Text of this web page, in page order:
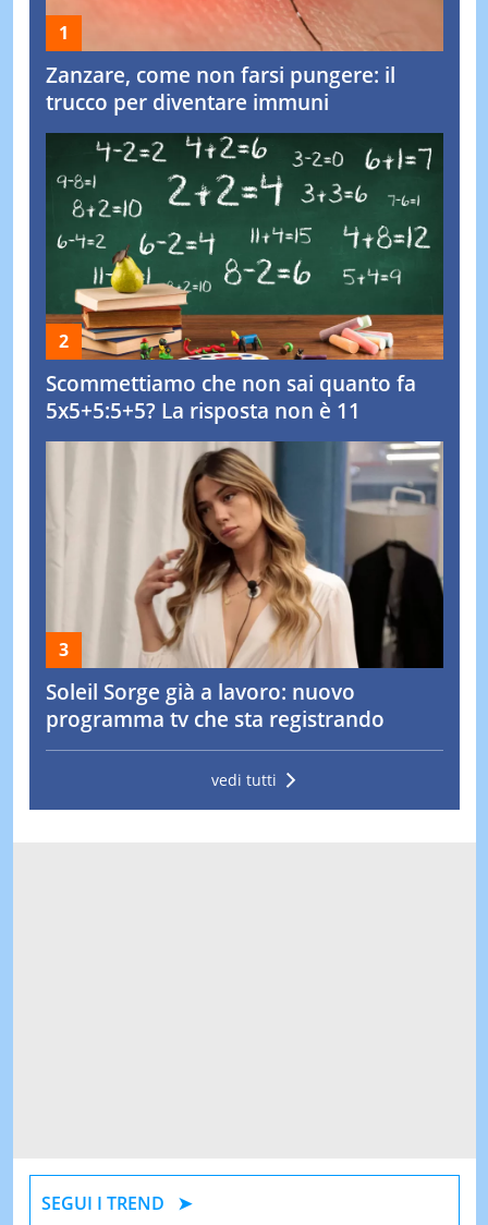
Zanzare, come non farsi pungere: il
trucco per diventare immuni
Scommettiamo che non sai quanto fa
5x5+5:5+5? La risposta non è 11
Soleil Sorge già a lavoro: nuovo
programma tv che sta registrando
vedi tutti
SEGUI I TREND